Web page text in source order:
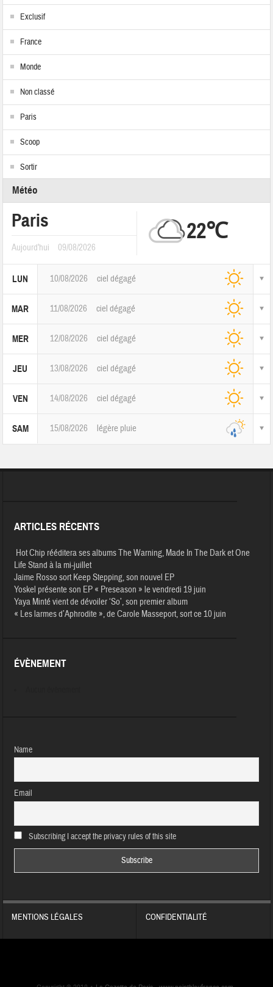
Exclusif
France
Monde
Non classé
Paris
Scoop
Sortir
Météo
Paris
Aujourd'hui 09/08/2026
22℃
LUN 10/08/2026 ciel dégagé
MAR 11/08/2026 ciel dégagé
MER 12/08/2026 ciel dégagé
JEU 13/08/2026 ciel dégagé
VEN 14/08/2026 ciel dégagé
SAM 15/08/2026 légère pluie
ARTICLES RÉCENTS
Hot Chip rééditera ses albums The Warning, Made In The Dark et One
Life Stand à la mi-juillet
Jaime Rosso sort Keep Stepping, son nouvel EP
Yoskel présente son EP « Preseason » le vendredi 19 juin
Yaya Minté vient de dévoiler ‘So’, son premier album
« Les larmes d’Aphrodite », de Carole Masseport, sort ce 10 juin
ÉVÈNEMENT
Name
Email
Subscribing I accept the privacy rules of this site
MENTIONS LÉGALES CONFIDENTIALITÉ